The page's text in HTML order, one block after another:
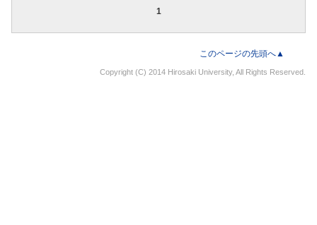
1
このページの先頭へ▲
Copyright (C) 2014 Hirosaki University, All Rights Reserved.